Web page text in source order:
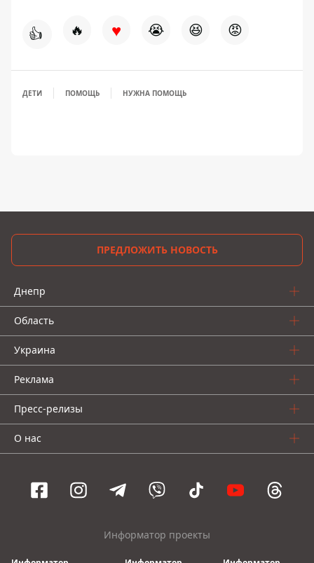
👍 🔥 ♥ 😭 😆 😡
ДЕТИ ПОМОЩЬ НУЖНА ПОМОЩЬ
ПРЕДЛОЖИТЬ НОВОСТЬ
Днепр
Область
Украина
Реклама
Пресс-релизы
О нас
Информатор проекты